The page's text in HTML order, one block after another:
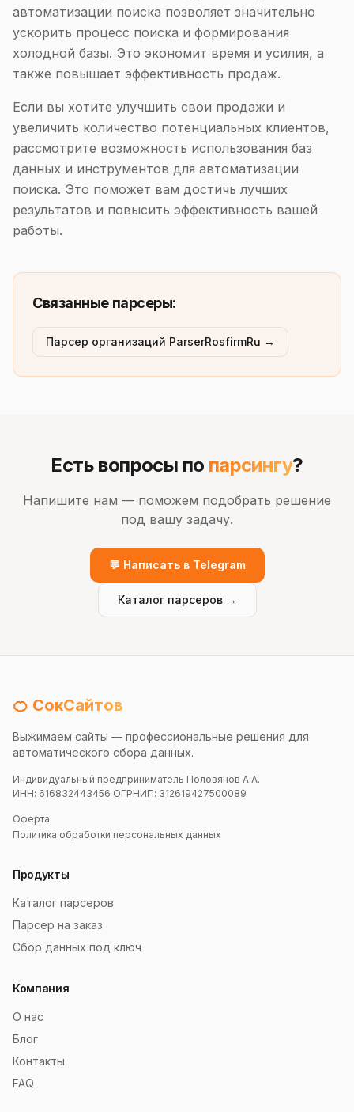
автоматизации поиска позволяет значительно
ускорить процесс поиска и формирования
холодной базы. Это экономит время и усилия, а
также повышает эффективность продаж.
Если вы хотите улучшить свои продажи и
увеличить количество потенциальных клиентов,
рассмотрите возможность использования баз
данных и инструментов для автоматизации
поиска. Это поможет вам достичь лучших
результатов и повысить эффективность вашей
работы.
Связанные парсеры:
Парсер организаций ParserRosfirmRu →
Есть вопросы по парсингу?
Напишите нам — поможем подобрать решение
под вашу задачу.
💬 Написать в Telegram
Каталог парсеров →
🍊 СокСайтов
Выжимаем сайты — профессиональные решения для
автоматического сбора данных.
Индивидуальный предприниматель Половянов А.А.
ИНН: 616832443456 ОГРНИП: 312619427500089
Оферта
Политика обработки персональных данных
Продукты
Каталог парсеров
Парсер на заказ
Сбор данных под ключ
Компания
О нас
Блог
Контакты
FAQ